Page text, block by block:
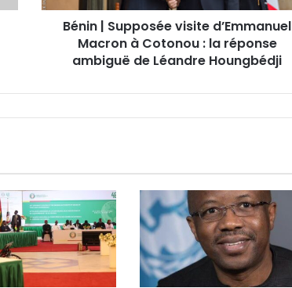
Bénin | Supposée visite d’Emmanuel
Macron à Cotonou : la réponse
ambiguë de Léandre Houngbédji